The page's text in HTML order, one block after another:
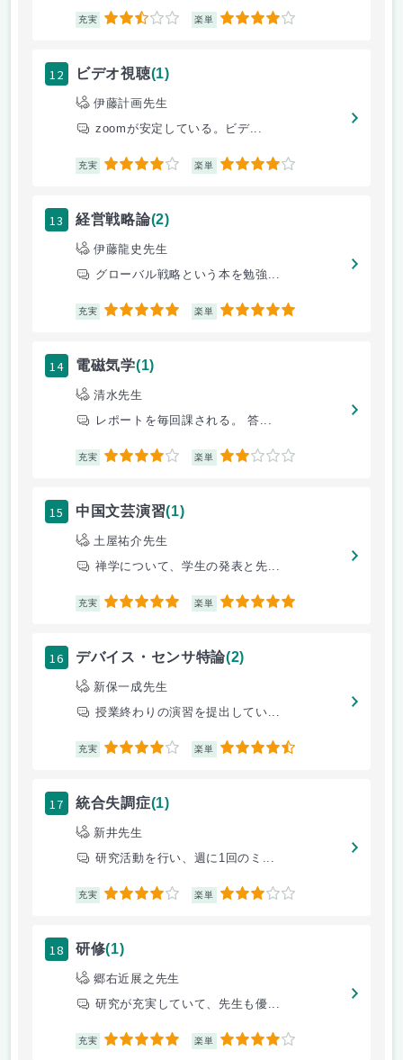
充実 2.5 楽単 4
12 ビデオ視聴(1)
伊藤計画先生
zoomが安定している。ビデ...
充実 4 楽単 4
13 経営戦略論(2)
伊藤龍史先生
グローバル戦略という本を勉強...
充実 5 楽単 5
14 電磁気学(1)
清水先生
レポートを毎回課される。 答...
充実 4 楽単 2
15 中国文芸演習(1)
土屋祐介先生
禅学について、学生の発表と先...
充実 5 楽単 5
16 デバイス・センサ特論(2)
新保一成先生
授業終わりの演習を提出してい...
充実 4 楽単 4.5
17 統合失調症(1)
新井先生
研究活動を行い、週に1回のミ...
充実 4 楽単 3
18 研修(1)
郷右近展之先生
研究が充実していて、先生も優...
充実 5 楽単 4